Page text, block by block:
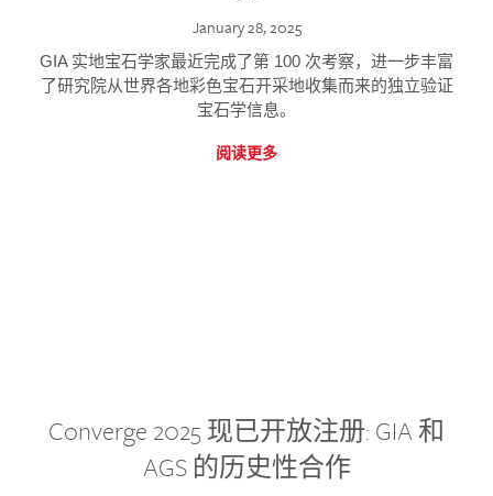
January 28, 2025
GIA 实地宝石学家最近完成了第 100 次考察，进一步丰富
了研究院从世界各地彩色宝石开采地收集而来的独立验证
宝石学信息。
阅读更多
Converge 2025 现已开放注册: GIA 和
AGS 的历史性合作